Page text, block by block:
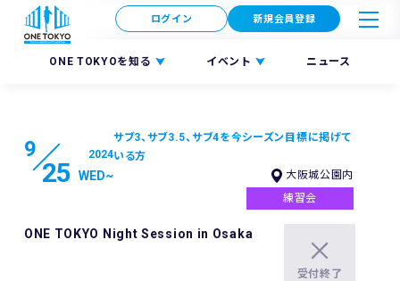
ONE TOKYOを知る イベント ニュース
ログイン 新規会員登録
9
25
2024
WED~
サブ3、サブ3.5、サブ4を今シーズン目標に掲げて
いる方
大阪城公園内
練習会
ONE TOKYO Night Session in Osaka
受付終了